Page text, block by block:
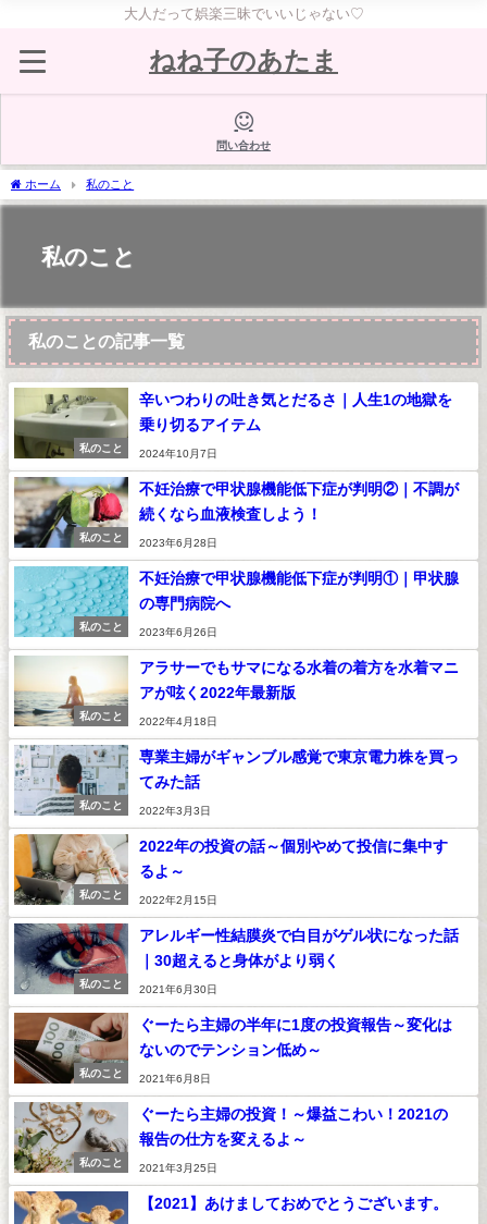
大人だって娯楽三昧でいいじゃない♡
ねね子のあたま
問い合わせ
ホーム 私のこと
私のこと
私のことの記事一覧
私のこと
辛いつわりの吐き気とだるさ｜人生1の地獄を
乗り切るアイテム
2024年10月7日
私のこと
不妊治療で甲状腺機能低下症が判明②｜不調が
続くなら血液検査しよう！
2023年6月28日
私のこと
不妊治療で甲状腺機能低下症が判明①｜甲状腺
の専門病院へ
2023年6月26日
私のこと
アラサーでもサマになる水着の着方を水着マニ
アが呟く2022年最新版
2022年4月18日
私のこと
専業主婦がギャンブル感覚で東京電力株を買っ
てみた話
2022年3月3日
私のこと
2022年の投資の話～個別やめて投信に集中す
るよ～
2022年2月15日
私のこと
アレルギー性結膜炎で白目がゲル状になった話
｜30超えると身体がより弱く
2021年6月30日
私のこと
ぐーたら主婦の半年に1度の投資報告～変化は
ないのでテンション低め～
2021年6月8日
私のこと
ぐーたら主婦の投資！～爆益こわい！2021の
報告の仕方を変えるよ～
2021年3月25日
【2021】あけましておめでとうございます。